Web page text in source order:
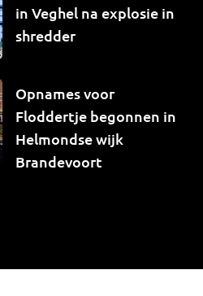
in Veghel na explosie in
shredder
Opnames voor
Floddertje begonnen in
Helmondse wijk
Brandevoort